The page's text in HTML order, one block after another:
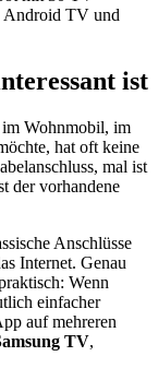
Android TV und
ist
Wohnmobil, im
hat oft keine
mal ist
der vorhandene
Anschlüsse
Internet. Genau
Wenn
einfacher
auf mehreren
TV,